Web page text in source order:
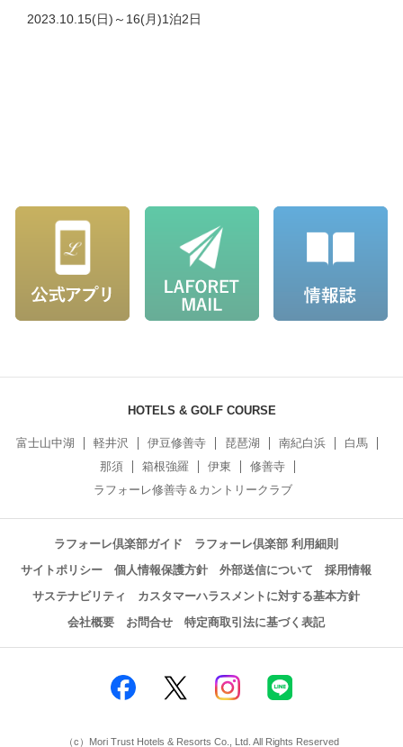
2023.10.15(日)～16(月)1泊2日
HOTELS & GOLF COURSE
富士山中湖 軽井沢 伊豆修善寺 琵琶湖 南紀白浜
白馬
那須
箱根強羅 伊東
修善寺
ラフォーレ修善寺＆カントリークラブ
ラフォーレ倶楽部ガイド
ラフォーレ倶楽部 利用細則
サイトポリシー
個人情報保護方針 外部送信について
採用情報
サステナビリティ
カスタマーハラスメントに対する基本方針
会社概要
お問合せ 特定商取引法に基づく表記
（c）Mori Trust Hotels & Resorts Co., Ltd. All Rights Reserved